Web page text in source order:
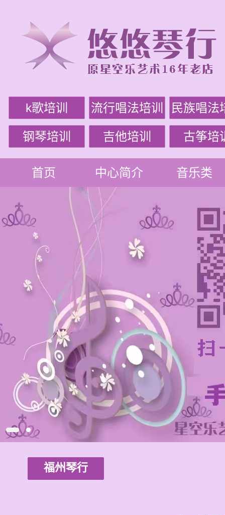
k歌培训 流行唱法培训 民族唱法
钢琴培训 吉他培训 古筝培
首页 中心简介 音乐类
福州琴行